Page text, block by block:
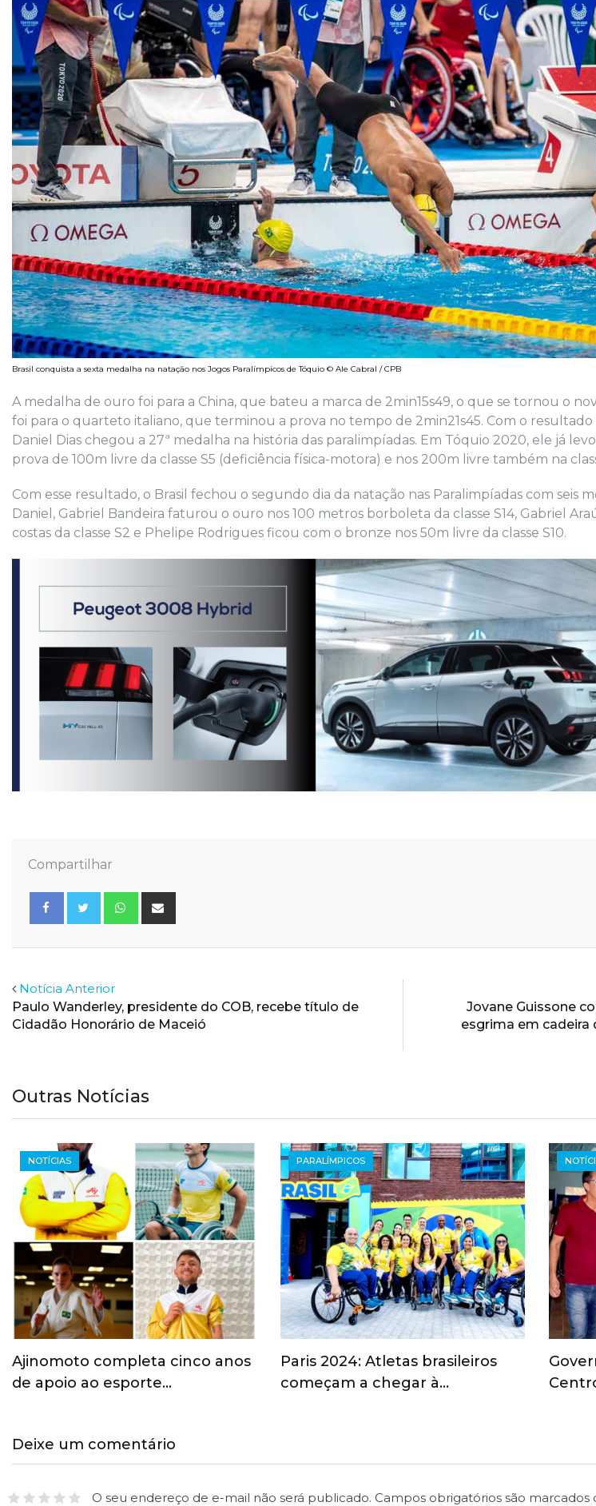
Brasil conquista a sexta medalha na natação nos Jogos Paralímpicos de Tóquio © Ale Cabral / CPB
A medalha de ouro foi para a China, que bateu a marca de 2min15s49, o que se tornou o
foi para o quarteto italiano, que terminou a prova no tempo de 2min21s45. Com o
Daniel Dias chegou a 27ª medalha na história das paralimpíadas. Em Tóquio 2020, ele já
prova de 100m livre da classe S5 (deficiência física-motora) e nos 200m livre também na
Com esse resultado, o Brasil fechou o segundo dia da natação nas Paralimpíadas com seis
Daniel, Gabriel Bandeira faturou o ouro nos 100 metros borboleta da classe S14, Gabriel
costas da classe S2 e Phelipe Rodrigues ficou com o bronze nos 50m livre da classe S10.
Compartilhar
Whatsapp
Notícia Anterior
Paulo Wanderley, presidente do COB, recebe título de
Cidadão Honorário de Maceió
Jovane Guissone
esgrima em cadeira
Outras Notícias
NOTÍCIAS
Ajinomoto completa cinco anos
de apoio ao esporte…
PARALÍMPICOS
Paris 2024: Atletas brasileiros
começam a chegar à…
Deixe um comentário
O seu endereço de e-mail não será publicado. Campos obrigatórios são marcados